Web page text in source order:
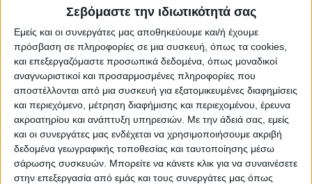
Σεβόμαστε την ιδιωτικότητά σας
Εμείς και οι συνεργάτες μας αποθηκεύουμε και/ή έχουμε
πρόσβαση σε πληροφορίες σε μια συσκευή, όπως τα cookies,
και επεξεργαζόμαστε προσωπικά δεδομένα, όπως μοναδικοί
αναγνωριστικοί και προσαρμοσμένες πληροφορίες που
αποστέλλονται από μια συσκευή για εξατομικευμένες διαφημίσεις
και περιεχόμενο, μέτρηση διαφήμισης και περιεχομένου, έρευνα
ακροατηρίου και ανάπτυξη υπηρεσιών. Με την άδειά σας, εμείς
και οι συνεργάτες μας ενδέχεται να χρησιμοποιήσουμε ακριβή
δεδομένα γεωγραφικής τοποθεσίας και ταυτοποίησης μέσω
σάρωσης συσκευών. Μπορείτε να κάνετε κλικ για να συναινέσετε
στην επεξεργασία από εμάς και τους συνεργάτες μας όπως
Κορωνοϊός στην Ιταλία:
νοσοκομείο του Μπέργκαμο
(video)
Μένουμε σπίτι, σημαίνει